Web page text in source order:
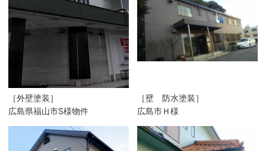
［外壁塗装］
広島県福山市S様物件
［壁 防水塗装］
広島市Ｈ様